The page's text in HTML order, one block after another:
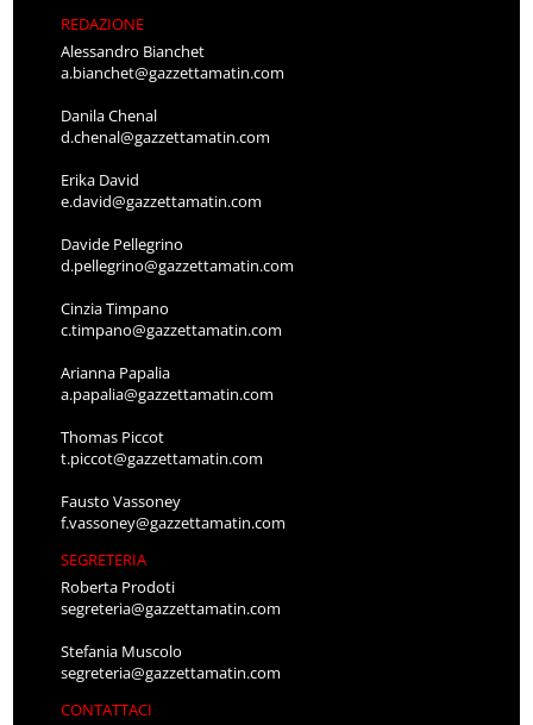
REDAZIONE
Alessandro Bianchet
a.bianchet@gazzettamatin.com
Danila Chenal
d.chenal@gazzettamatin.com
Erika David
e.david@gazzettamatin.com
Davide Pellegrino
d.pellegrino@gazzettamatin.com
Cinzia Timpano
c.timpano@gazzettamatin.com
Arianna Papalia
a.papalia@gazzettamatin.com
Thomas Piccot
t.piccot@gazzettamatin.com
Fausto Vassoney
f.vassoney@gazzettamatin.com
SEGRETERIA
Roberta Prodoti
segreteria@gazzettamatin.com
Stefania Muscolo
segreteria@gazzettamatin.com
CONTATTACI